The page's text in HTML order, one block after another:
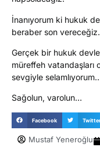
İnanıyorum ki hukuk
beraber son vereceğiz.
Gerçek bir hukuk
müreffeh vatandaşları
sevgiyle
Sağolun, varolun…
Facebook
Mustaf Yeneroğlu